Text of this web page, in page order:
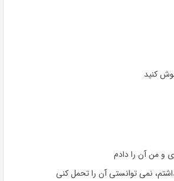
کنید
و من آن را دادم
نمی توانستی آن را تحمل کنی